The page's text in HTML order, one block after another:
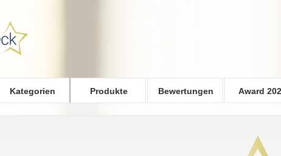
Kategorien Produkte Bewertungen Award